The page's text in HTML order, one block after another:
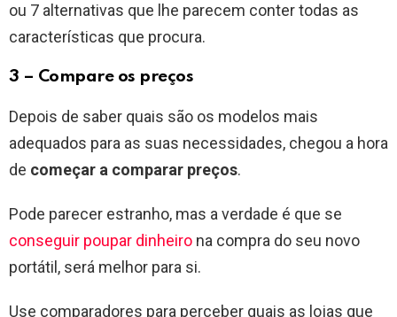
ou 7 alternativas que lhe parecem conter todas as
características que procura.
3 – Compare os preços
Depois de saber quais são os modelos mais
adequados para as suas necessidades, chegou a hora
de começar a comparar preços.
Pode parecer estranho, mas a verdade é que se
conseguir poupar dinheiro na compra do seu novo
portátil, será melhor para si.
Use comparadores para perceber quais as lojas que